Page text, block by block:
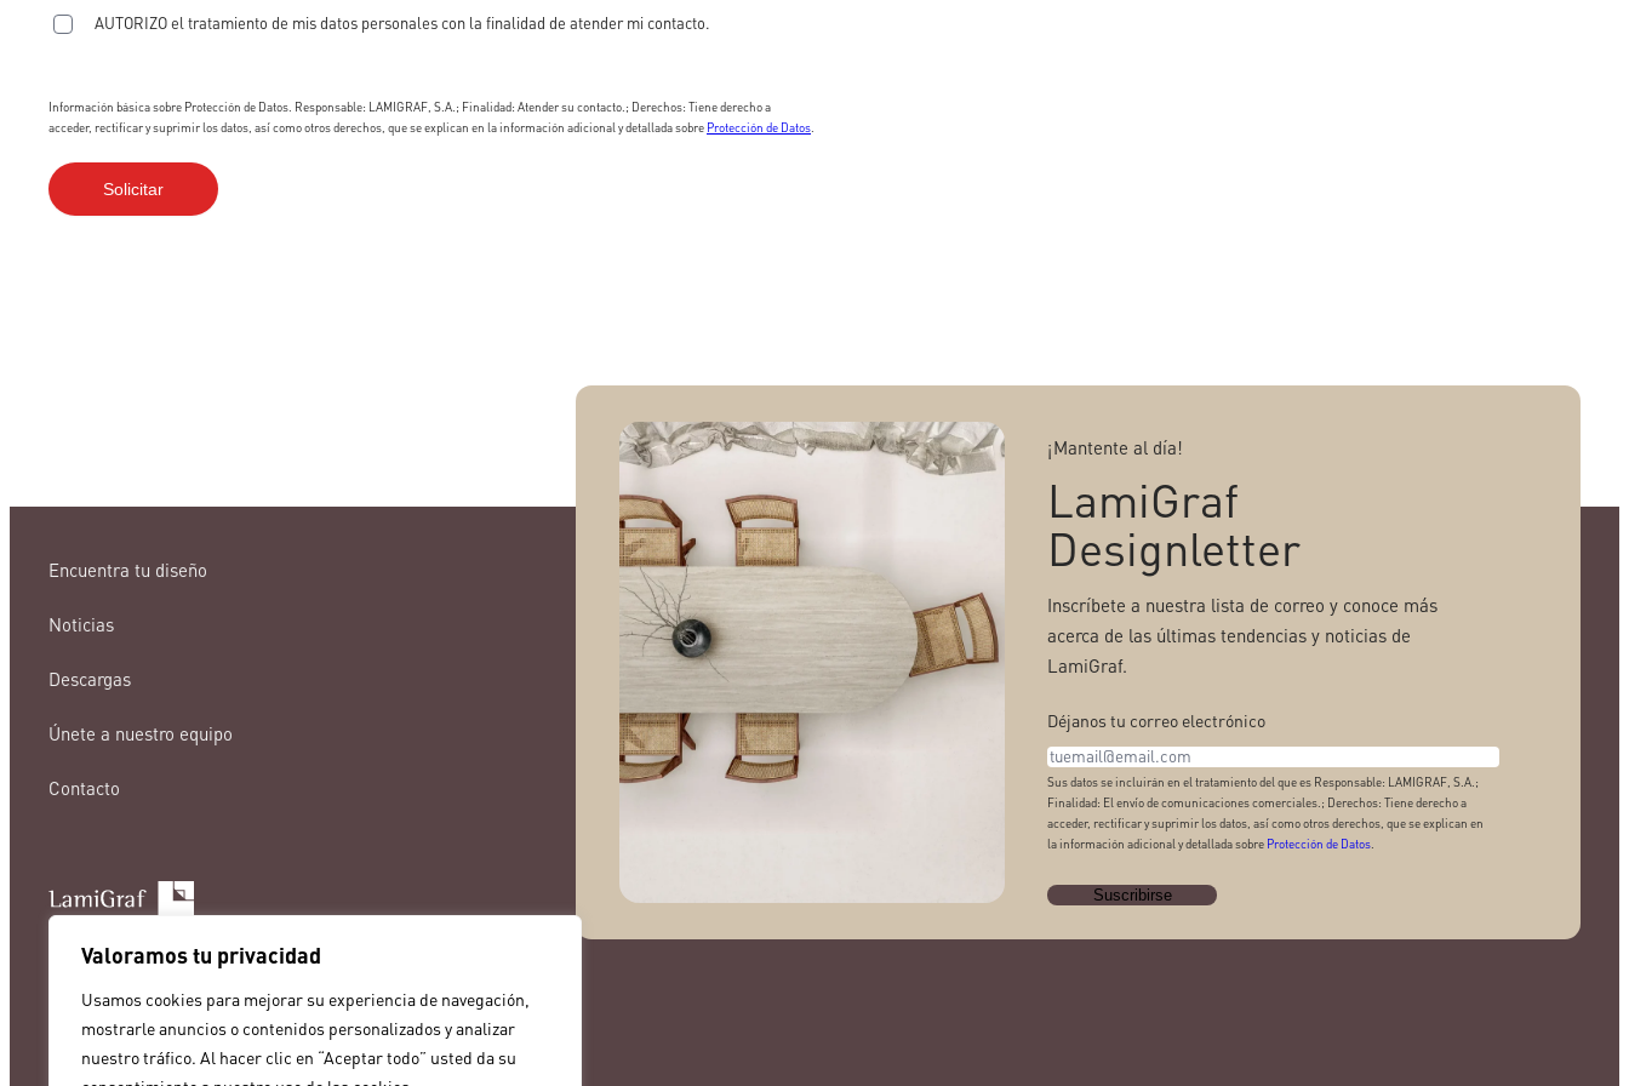
Valoramos tu privacidad
Usamos cookies para mejorar su experiencia de navegación,
mostrarle anuncios o contenidos personalizados y analizar
nuestro tráfico. Al hacer clic en “Aceptar todo” usted da su
AUTORIZO el tratamiento de mis datos personales con la finalidad de atender mi contacto.
Información básica sobre Protección de Datos. Responsable: LAMIGRAF, S.A.; Finalidad: Atender su contacto.; Derechos: Tiene derecho a
acceder, rectificar y suprimir los datos, así como otros derechos, que se explican en la información adicional y detallada sobre Protección de Datos
Encuentra tu diseño
Noticias
Descargas
Únete a nuestro equipo
Contacto
lamigraf@lamigraf.com
¡Mantente al día!
LamiGraf
Designletter
Inscríbete a nuestra lista de correo y conoce más
acerca de las últimas tendencias y noticias de
LamiGraf.
Déjanos tu correo electrónico
Sus datos se incluirán en el tratamiento del que es Responsable: LAMIGRAF, S.A.;
Finalidad: El envío de comunicaciones comerciales.; Derechos: Tiene derecho a
acceder, rectificar y suprimir los datos, así como otros derechos, que se explican en
la información adicional y detallada sobre Protección de Datos